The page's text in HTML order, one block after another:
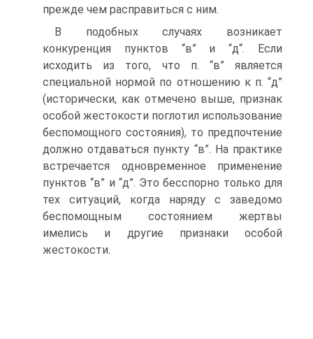
прежде чем расправиться с ним.
В подобных случаях возникает
конкуренция пунктов “в” и “д“. Если
исходить из того, что п. “в” является
специальной нормой по отношению к п. “д”
(исторически, как отмечено выше, признак
особой жестокости поглотил использование
беспомощного состояния), то предпочтение
должно отдаваться пункту “в”. На практике
встречается одновременное применение
пунктов “в” и “д”. Это бесспорно только для
тех ситуаций, когда наряду с заведомо
беспомощным состоянием жертвы
имелись и другие признаки особой
жестокости.